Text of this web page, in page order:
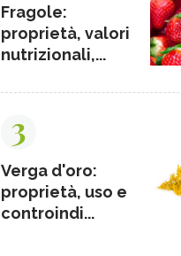
Fragole:
proprietà, valori
nutrizionali,...
3
Verga d'oro:
proprietà, uso e
controindi...